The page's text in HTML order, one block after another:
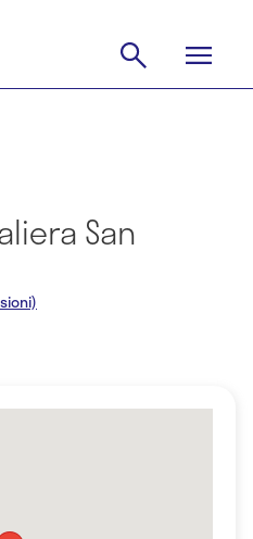
San